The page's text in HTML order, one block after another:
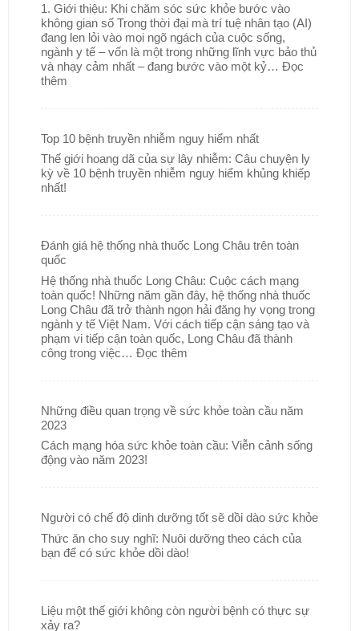
1. Giới thiệu: Khi chăm sóc sức khỏe bước vào
không gian số Trong thời đại mà trí tuệ nhân tạo (AI)
đang len lỏi vào mọi ngõ ngách của cuộc sống,
ngành y tế – vốn là một trong những lĩnh vực bảo thủ
và nhạy cảm nhất – đang bước vào một kỷ… Đọc
thêm
Top 10 bệnh truyền nhiễm nguy hiểm nhất
Thế giới hoang dã của sự lây nhiễm: Câu chuyện ly
kỳ về 10 bệnh truyền nhiễm nguy hiểm khủng khiếp
nhất!
Đánh giá hệ thống nhà thuốc Long Châu trên toàn
quốc
Hệ thống nhà thuốc Long Châu: Cuộc cách mạng
toàn quốc! Những năm gần đây, hệ thống nhà thuốc
Long Châu đã trở thành ngọn hải đăng hy vọng trong
ngành y tế Việt Nam. Với cách tiếp cận sáng tạo và
phạm vi tiếp cận toàn quốc, Long Châu đã thành
công trong việc… Đọc thêm
Những điều quan trọng về sức khỏe toàn cầu năm
2023
Cách mạng hóa sức khỏe toàn cầu: Viễn cảnh sống
động vào năm 2023!
Người có chế độ dinh dưỡng tốt sẽ dồi dào sức khỏe
Thức ăn cho suy nghĩ: Nuôi dưỡng theo cách của
bạn để có sức khỏe dồi dào!
Liệu một thế giới không còn người bệnh có thực sự
xảy ra?